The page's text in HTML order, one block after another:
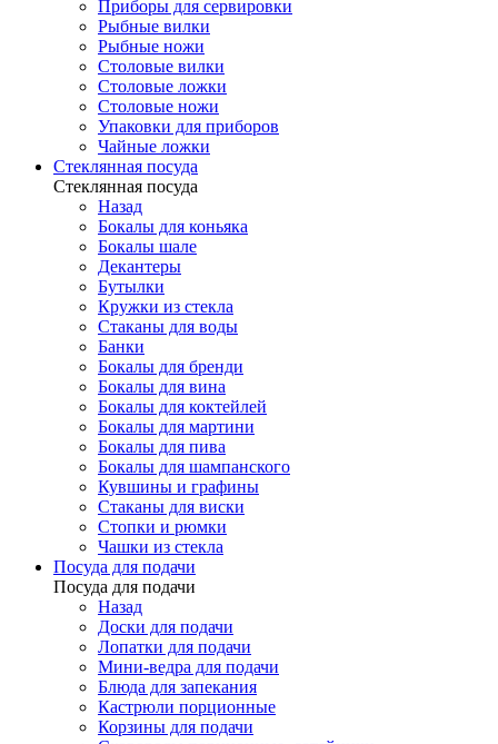
Приборы для сервировки
Рыбные вилки
Рыбные ножи
Столовые вилки
Столовые ложки
Столовые ножи
Упаковки для приборов
Чайные ложки
Стеклянная посуда
Стеклянная посуда
Назад
Бокалы для коньяка
Бокалы шале
Декантеры
Бутылки
Кружки из стекла
Стаканы для воды
Банки
Бокалы для бренди
Бокалы для вина
Бокалы для коктейлей
Бокалы для мартини
Бокалы для пива
Бокалы для шампанского
Кувшины и графины
Стаканы для виски
Стопки и рюмки
Чашки из стекла
Посуда для подачи
Посуда для подачи
Назад
Доски для подачи
Лопатки для подачи
Мини-ведра для подачи
Блюда для запекания
Кастрюли порционные
Корзины для подачи